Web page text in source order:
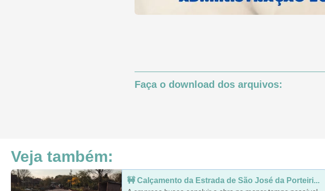
Faça o download dos arquivos:
Veja também:
🚧 Calçamento da Estrada de São José da Porteiri...